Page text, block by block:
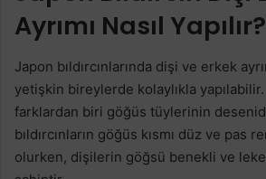
Ayrımı Nasıl Yapılır?
Japon bıldırcınlarında dişi ve erkek
yetişkin bireylerde kolaylıkla
farklardan biri göğüs tüylerinin
bıldırcınların göğüs kısmı düz ve pas
olurken, dişilerin göğsü benekli ve